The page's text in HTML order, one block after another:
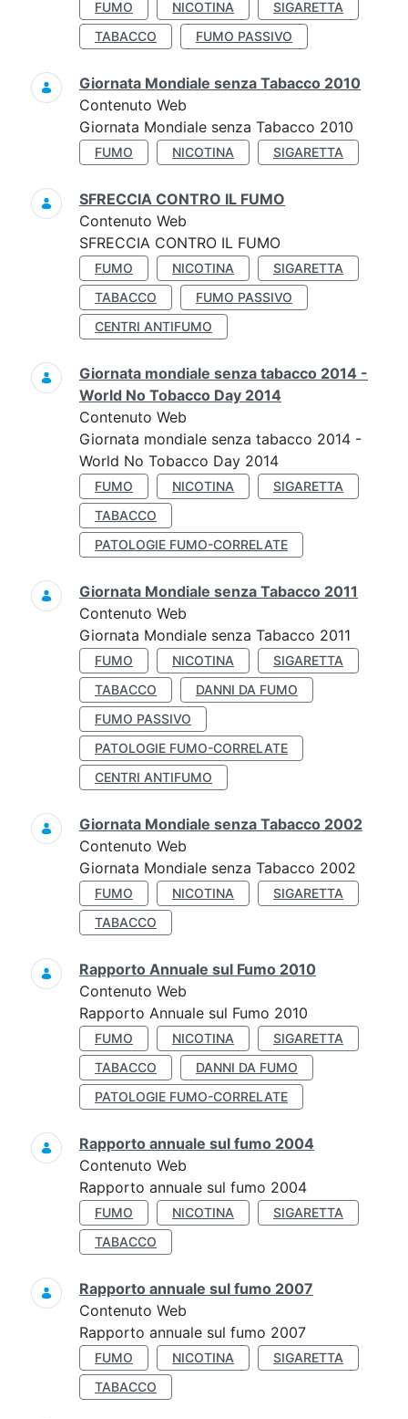
FUMO NICOTINA
SIGARETTA
TABACCO
FUMO PASSIVO
Giornata Mondiale senza Tabacco 2010
Contenuto Web
Giornata Mondiale senza Tabacco 2010
FUMO NICOTINA SIGARETTA
SFRECCIA CONTRO IL FUMO
Contenuto Web
SFRECCIA CONTRO IL FUMO
FUMO NICOTINA
SIGARETTA
TABACCO
FUMO PASSIVO
CENTRI ANTIFUMO
Giornata mondiale senza tabacco 2014 -
World No Tobacco Day 2014
Contenuto Web
Giornata mondiale senza tabacco 2014 -
World No Tobacco Day 2014
FUMO NICOTINA
SIGARETTA
TABACCO
PATOLOGIE FUMO-CORRELATE
Giornata Mondiale senza Tabacco 2011
Contenuto Web
Giornata Mondiale senza Tabacco 2011
FUMO NICOTINA
SIGARETTA
TABACCO
DANNI DA FUMO
FUMO PASSIVO
PATOLOGIE FUMO-CORRELATE
CENTRI ANTIFUMO
Giornata Mondiale senza Tabacco 2002
Contenuto Web
Giornata Mondiale senza Tabacco 2002
FUMO NICOTINA
SIGARETTA
TABACCO
Rapporto Annuale sul Fumo 2010
Contenuto Web
Rapporto Annuale sul Fumo 2010
FUMO NICOTINA
SIGARETTA
TABACCO
DANNI DA FUMO
PATOLOGIE FUMO-CORRELATE
Rapporto annuale sul fumo 2004
Contenuto Web
Rapporto annuale sul fumo 2004
FUMO NICOTINA
SIGARETTA
TABACCO
Rapporto annuale sul fumo 2007
Contenuto Web
Rapporto annuale sul fumo 2007
FUMO NICOTINA
SIGARETTA
TABACCO